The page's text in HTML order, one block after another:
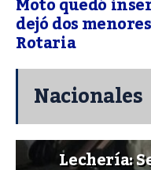
dejó dos
Rotaria
Nacionales
Lechería: